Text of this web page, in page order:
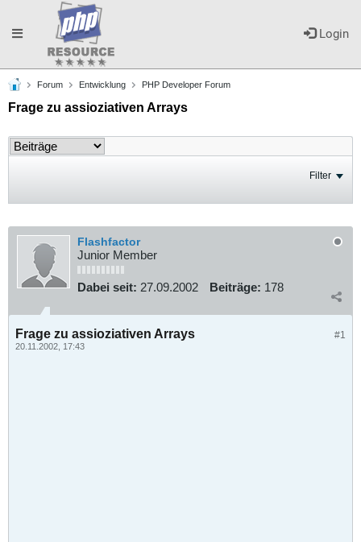
Login
Toggle
navigation
Forum Entwicklung PHP Developer Forum
Frage zu assioziativen Arrays
Filter
Flashfactor
Junior Member
Dabei seit: 27.09.2002 Beiträge: 178
#1
Frage zu assioziativen Arrays
20.11.2002, 17:43